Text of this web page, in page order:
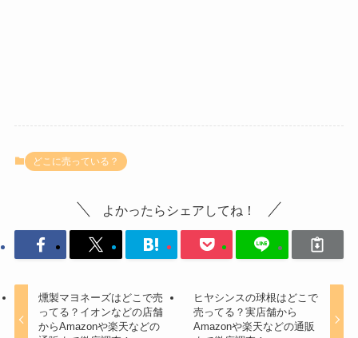
どこに売っている？
よかったらシェアしてね！
燻製マヨネーズはどこで売
ってる？イオンなどの店舗
からAmazonや楽天などの
ヒヤシンスの球根はどこで
売ってる？実店舗から
Amazonや楽天などの通販